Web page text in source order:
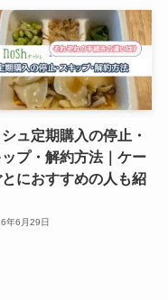
ュ定期購入の停止・
ップ・解約方法｜ケー
とにおすすめの人も紹
年6月29日